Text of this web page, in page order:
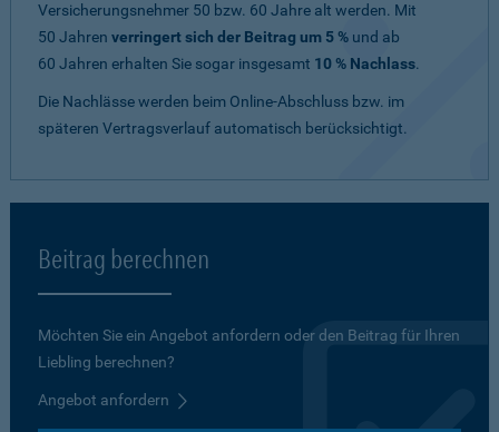
Versicherungsnehmer 50 bzw. 60 Jahre alt werden. Mit
50 Jahren verringert sich der Beitrag um 5 % und ab
60 Jahren erhalten Sie sogar insgesamt 10 % Nachlass.
Die Nachlässe werden beim Online-Abschluss bzw. im
späteren Vertragsverlauf automatisch berücksichtigt.
Beitrag berechnen
Möchten Sie ein Angebot anfordern oder den Beitrag für Ihren
Liebling berechnen?
Angebot anfordern